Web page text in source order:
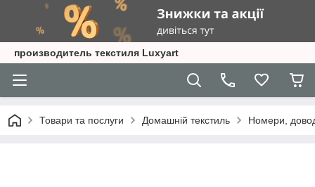
производитель текстиля Luxyart
Товари та послуги Домашній текстиль Номери,